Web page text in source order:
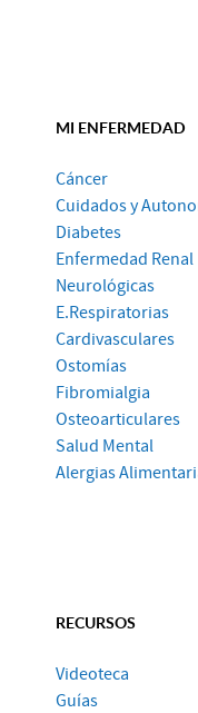
MI ENFERMEDAD
Cáncer
Cuidados y
Diabetes
Enfermedad Renal
Neurológicas
E.Respiratorias
Cardivasculares
Ostomías
Fibromialgia
Osteoarticulares
Salud Mental
Alergias
RECURSOS
Videoteca
Guías